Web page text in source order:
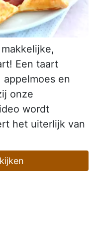
Een taart
en
onze
wordt
het uiterlijk van